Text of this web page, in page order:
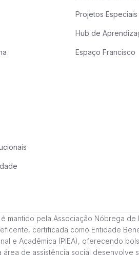
Projetos Especiais
Hub de
Espaço Francisco
mantido pela Associação Nóbrega
certificada como Entidade
e Acadêmica (PIEA), oferecendo
área de assistência social